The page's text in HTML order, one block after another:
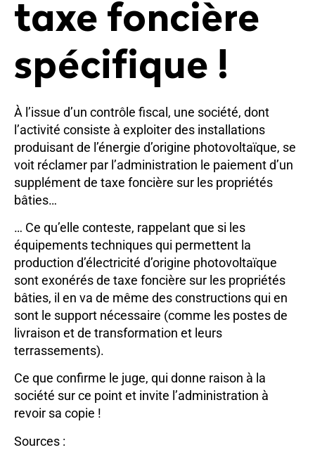
taxe foncière
spécifique !
À l’issue d’un contrôle fiscal, une société, dont
l’activité consiste à exploiter des installations
produisant de l’énergie d’origine photovoltaïque, se
voit réclamer par l’administration le paiement d’un
supplément de taxe foncière sur les propriétés
bâties…
… Ce qu’elle conteste, rappelant que si les
équipements techniques qui permettent la
production d’électricité d’origine photovoltaïque
sont exonérés de taxe foncière sur les propriétés
bâties, il en va de même des constructions qui en
sont le support nécessaire (comme les postes de
livraison et de transformation et leurs
terrassements).
Ce que confirme le juge, qui donne raison à la
société sur ce point et invite l’administration à
revoir sa copie !
Sources :